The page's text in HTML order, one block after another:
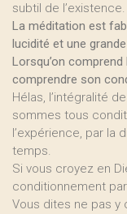
subtil de l’existence.
La méditation est
lucidité et une
Lorsqu’on
comprendre son
Hélas, l’intégralité
sommes tous
l’expérience, par la
temps.
Si vous croyez en
conditionnement
Vous dites ne pas y